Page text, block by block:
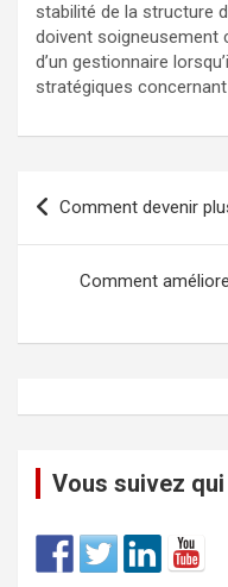
stabilité de la structure
doivent soigneusement
d’un gestionnaire
stratégiques
Comment devenir
Comment
Vous suivez qui